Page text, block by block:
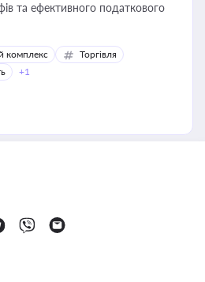
та ефективного податкового
комплекс
Торгівля
+1